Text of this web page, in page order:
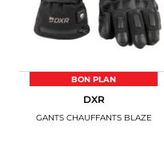
BON PLAN
DXR
GANTS CHAUFFANTS BLAZE